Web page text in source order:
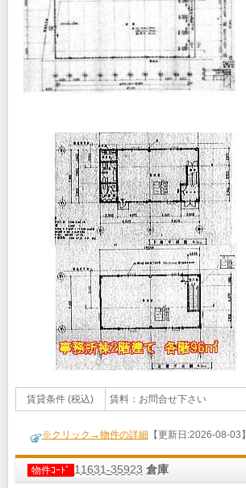
賃貸条件 (税込) 賃料：お問合せ下さい
※クリック→物件の詳細 【更新日:2026-08-03】
物件ｺｰﾄﾞ 11631-35923 倉庫